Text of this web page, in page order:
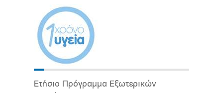
Ετήσιο Πρόγραμμα Εξωτερικών